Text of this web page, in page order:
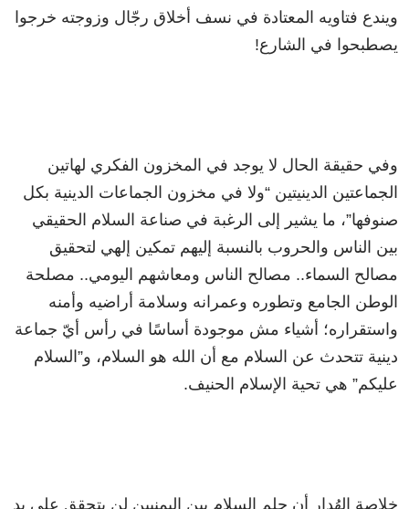
ويندع فتاويه المعتادة في نسف أخلاق رجّال وزوجته خرجوا
يصطبحوا في الشارع!
وفي حقيقة الحال لا يوجد في المخزون الفكري لهاتين
الجماعتين الدينيتين “ولا في مخزون الجماعات الدينية بكل
صنوفها”، ما يشير إلى الرغبة في صناعة السلام الحقيقي
بين الناس والحروب بالنسبة إليهم تمكين إلهي لتحقيق
مصالح السماء.. مصالح الناس ومعاشهم اليومي.. مصلحة
الوطن الجامع وتطوره وعمرانه وسلامة أراضيه وأمنه
واستقراره؛ أشياء مش موجودة أساسًا في رأس أيّ جماعة
دينية تتحدث عن السلام مع أن الله هو السلام، و”السلام
عليكم” هي تحية الإسلام الحنيف.
خلاصة الهُدار أن حلم السلام بين اليمنيين لن يتحقق على يد